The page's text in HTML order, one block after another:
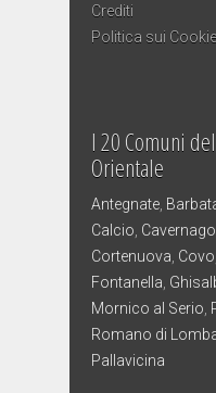
Crediti
Politica sui Cookie
I 20 Comuni
Orientale
Antegnate,
Calcio, Cavernago
Cortenuova, Covo
Fontanella,
Mornico al Serio,
Romano di
Pallavicina